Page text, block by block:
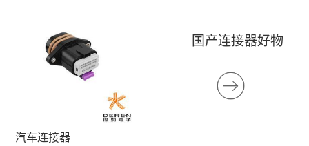
汽车连接器
国产连接器好物